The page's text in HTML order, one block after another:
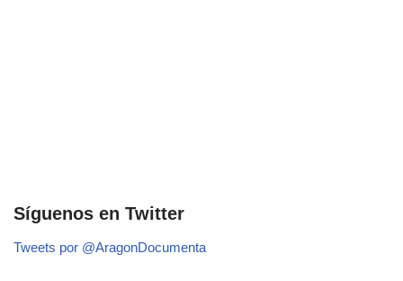
Síguenos en Twitter
Tweets por @AragonDocumenta